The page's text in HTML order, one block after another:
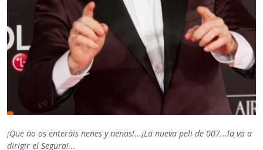
¡Que no os enteráis nenes y nenas!...¡La nueva peli de 007...la va a
dirigir el Segura!...